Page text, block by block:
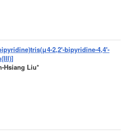
2,2'-bipyridine-4,4'-
Hsiang Liu*